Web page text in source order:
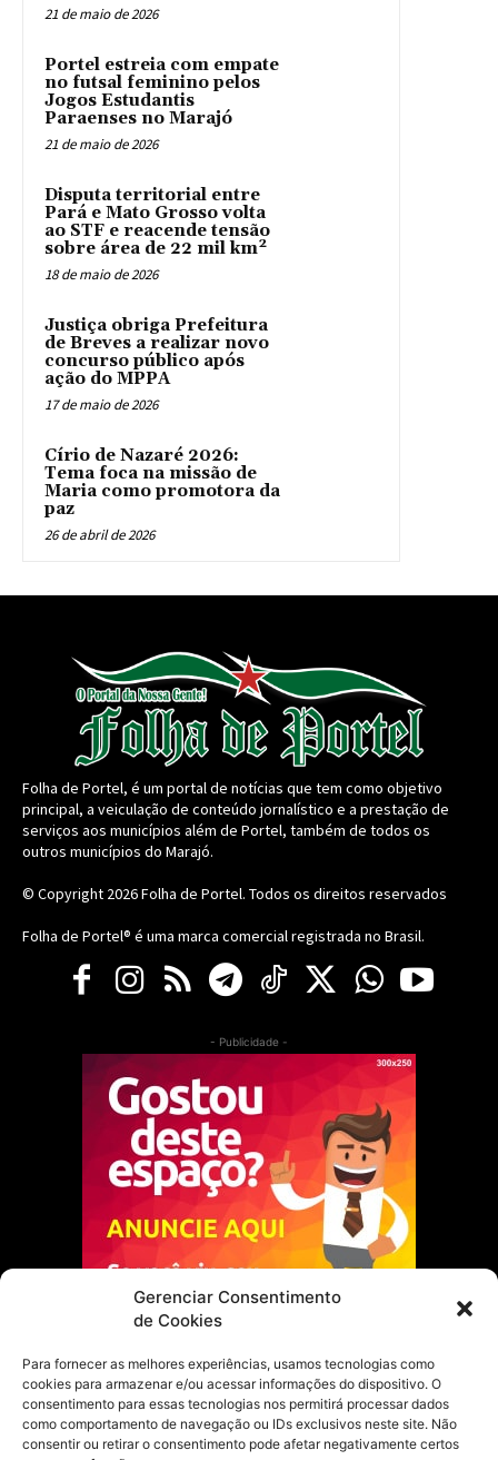
Gerenciar Consentimento
de Cookies
Para fornecer as melhores experiências, usamos tecnologias como
cookies para armazenar e/ou acessar informações do dispositivo. O
consentimento para essas tecnologias nos permitirá processar dados
como comportamento de navegação ou IDs exclusivos neste site. Não
consentir ou retirar o consentimento pode afetar negativamente certos
21 de maio de 2026
Portel estreia com empate
no futsal feminino pelos
Jogos Estudantis
Paraenses no Marajó
21 de maio de 2026
Disputa territorial entre
Pará e Mato Grosso volta
ao STF e reacende tensão
sobre área de 22 mil km²
18 de maio de 2026
Justiça obriga Prefeitura
de Breves a realizar novo
concurso público após
ação do MPPA
17 de maio de 2026
Círio de Nazaré 2026:
Tema foca na missão de
Maria como promotora da
paz
26 de abril de 2026
Folha de Portel, é um portal de notícias que tem como objetivo
principal, a veiculação de conteúdo jornalístico e a prestação de
serviços aos municípios além de Portel, também de todos os
outros municípios do Marajó.
© Copyright 2026Folha de Portel. Todos os direitos reservados
Folha de Portel® é uma marca comercial registrada no Brasil.
- Publicidade -
Escolha do Editor
Justiça Itinerante garante regularização